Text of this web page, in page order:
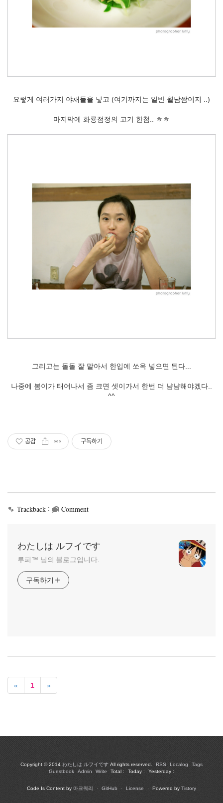
요렇게 여러가지 야채들을 넣고 (여기까지는 일반 월남쌈이지 ..)
마지막에 화룡점정의 고기 한첨.. ㅎㅎ
그리고는 돌돌 잘 말아서 한입에 쏘옥 넣으면 된다...
나중에 봄이가 태어나서 좀 크면 셋이가서 한번 더 냠냠해야겠다..
^^
공감 구독하기
Trackback : Comment
わたしは ルフイです
루피™ 님의 블로그입니다.
구독하기
« 1 »
Copyright © 2014 わたしは ルフイです All rights reserved. RSS Localog
Tags
Guestbook
Admin Write Total : Today : Yesterday :
Code Is Content by 마크쿼리 · GitHub · License · Powered by Tistory